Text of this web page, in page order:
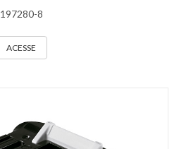
197280-8
ACESSE